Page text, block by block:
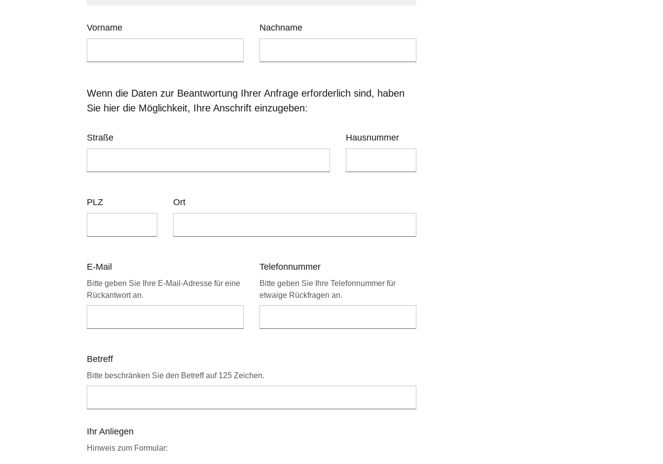
Vorname Nachname
Wenn die Daten zur Beantwortung Ihrer Anfrage erforderlich sind, haben
Sie hier die Möglichkeit, Ihre Anschrift einzugeben:
Straße Hausnummer
PLZ Ort
E-Mail
Bitte geben Sie Ihre E-Mail-Adresse für eine
Rückantwort an.
Telefonnummer
Bitte geben Sie Ihre Telefonnummer für
etwaige Rückfragen an.
Betreff
Bitte beschränken Sie den Betreff auf 125 Zeichen.
Ihr Anliegen
Hinweis zum Formular: